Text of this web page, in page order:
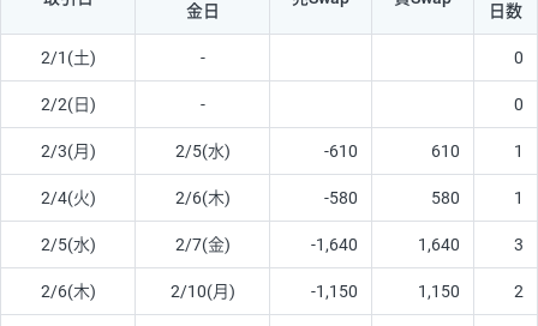
金日
日数
2/1(土) - 0
2/2(日) - 0
2/3(月) 2/5(水) -610 610 1
2/4(火) 2/6(木) -580 580 1
2/5(水) 2/7(金) -1,640 1,640 3
2/6(木) 2/10(月) -1,150 1,150 2